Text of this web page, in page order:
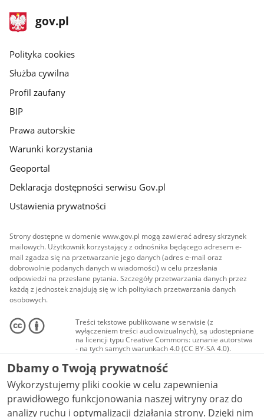
stopka
gov.pl
Strona
gov.pl
gov.pl
Polityka cookies
Służba cywilna
Profil zaufany
BIP
Prawa autorskie
Warunki korzystania
Geoportal
Deklaracja dostępności serwisu Gov.pl
Ustawienia prywatności
Strony dostępne w domenie www.gov.pl mogą zawierać adresy skrzynek
mailowych. Użytkownik korzystający z odnośnika będącego adresem e-
mail zgadza się na przetwarzanie jego danych (adres e-mail oraz
dobrowolnie podanych danych w wiadomości) w celu przesłania
odpowiedzi na przesłane pytania. Szczegóły przetwarzania danych przez
każdą z jednostek znajdują się w ich politykach przetwarzania danych
osobowych.
Treści tekstowe publikowane w serwisie (z
wyłączeniem treści audiowizualnych), są udostępniane
na licencji typu Creative Commons: uznanie autorstwa
- na tych samych warunkach 4.0 (CC BY-SA 4.0).
Materiały audiowizualne, w tym zdjęcia, materiały
audio i wideo, są udostępniane na licencji typu
Creative Commons: uznanie autorstwa użycie
niekomercyjne - bez utworów zależnych 4.0 (CC BY-
NC-ND 4.0), o ile nie jest to stwierdzone inaczej.
Dbamy o Twoją prywatność
Wykorzystujemy pliki cookie w celu zapewnienia
prawidłowego funkcjonowania naszej witryny oraz do
analizy ruchu i optymalizacji działania strony. Dzięki nim